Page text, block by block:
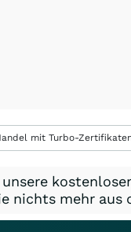
mit Turbo-
nichts mehr aus